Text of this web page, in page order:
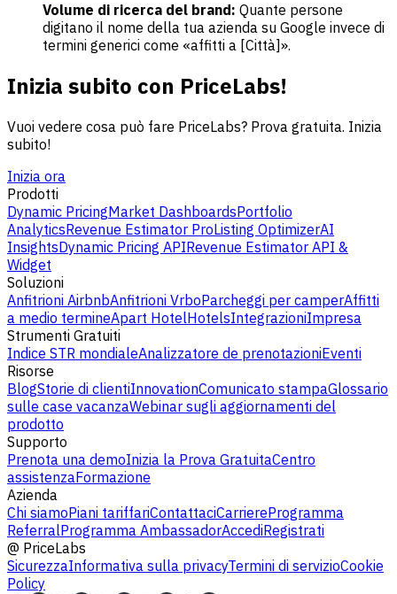
Volume di ricerca del brand: Quante persone
digitano il nome della tua azienda su Google invece di
termini generici come «affitti a [Città]».
Inizia subito con PriceLabs!
Vuoi vedere cosa può fare PriceLabs? Prova gratuita. Inizia
subito!
Inizia ora
Prodotti
Dynamic PricingMarket DashboardsPortfolio
AnalyticsRevenue Estimator ProListing OptimizerAI
InsightsDynamic Pricing APIRevenue Estimator API &
Widget
Soluzioni
Anfitrioni AirbnbAnfitrioni VrboParcheggi per camperAffitti
a medio termineApart HotelHotelsIntegrazioniImpresa
Strumenti Gratuiti
Indice STR mondialeAnalizzatore de prenotazioniEventi
Risorse
BlogStorie di clientiInnovationComunicato stampaGlossario
sulle case vacanzaWebinar sugli aggiornamenti del
prodotto
Supporto
Prenota una demoInizia la Prova GratuitaCentro
assistenzaFormazione
Azienda
Chi siamoPiani tariffariContattaciCarriereProgramma
ReferralProgramma AmbassadorAccediRegistrati
@ PriceLabs
SicurezzaInformativa sulla privacyTermini di servizioCookie
Policy